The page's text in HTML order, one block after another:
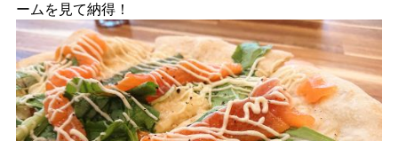
ームを見て納得！